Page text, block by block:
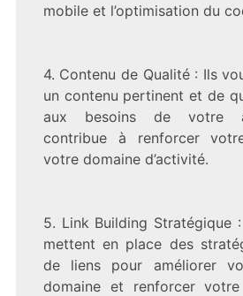
mobile et l’optimisation du
4. Contenu de Qualité : Ils
un contenu pertinent et de
aux besoins de votre
contribue à renforcer
votre domaine d’activité.
5. Link Building Stratégique
mettent en place des
de liens pour améliorer
domaine et renforcer votre